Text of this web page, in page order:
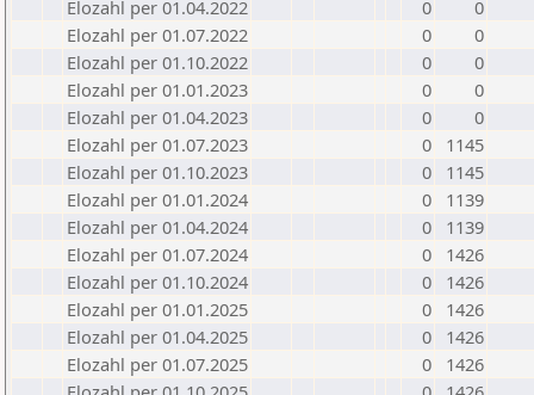
Elozahl per 01.04.2022
0
0
Elozahl per 01.07.2022
0
0
Elozahl per 01.10.2022
0
0
Elozahl per 01.01.2023
0
0
Elozahl per 01.04.2023
0
0
Elozahl per 01.07.2023
0
1145
Elozahl per 01.10.2023
0
1145
Elozahl per 01.01.2024
0
1139
Elozahl per 01.04.2024
0
1139
Elozahl per 01.07.2024
0
1426
Elozahl per 01.10.2024
0
1426
Elozahl per 01.01.2025
0
1426
Elozahl per 01.04.2025
0
1426
Elozahl per 01.07.2025
0
1426